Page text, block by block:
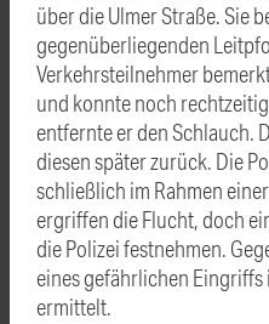
über die Ulmer Straße. Sie
gegenüberliegenden
Verkehrsteilnehmer
und konnte noch
entfernte er den Schlauch.
diesen später zurück. Die
schließlich im Rahmen
ergriffen die Flucht, doch
die Polizei festnehmen.
eines gefährlichen
ermittelt.